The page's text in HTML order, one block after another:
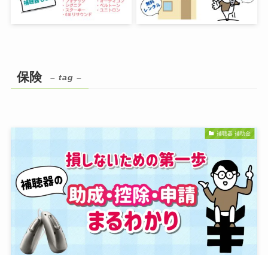
保険 – tag –
補聴器 補助金